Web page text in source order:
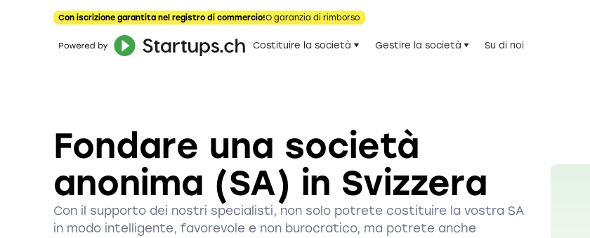
Con iscrizione garantita nel registro di commercio!O garanzia di rimborso
Costituire la società Gestire la società Su di noi
Fondare una società
anonima (SA) in Svizzera
Con il supporto dei nostri specialisti, non solo potrete costituire la vostra SA
in modo intelligente, favorevole e non burocratico, ma potrete anche